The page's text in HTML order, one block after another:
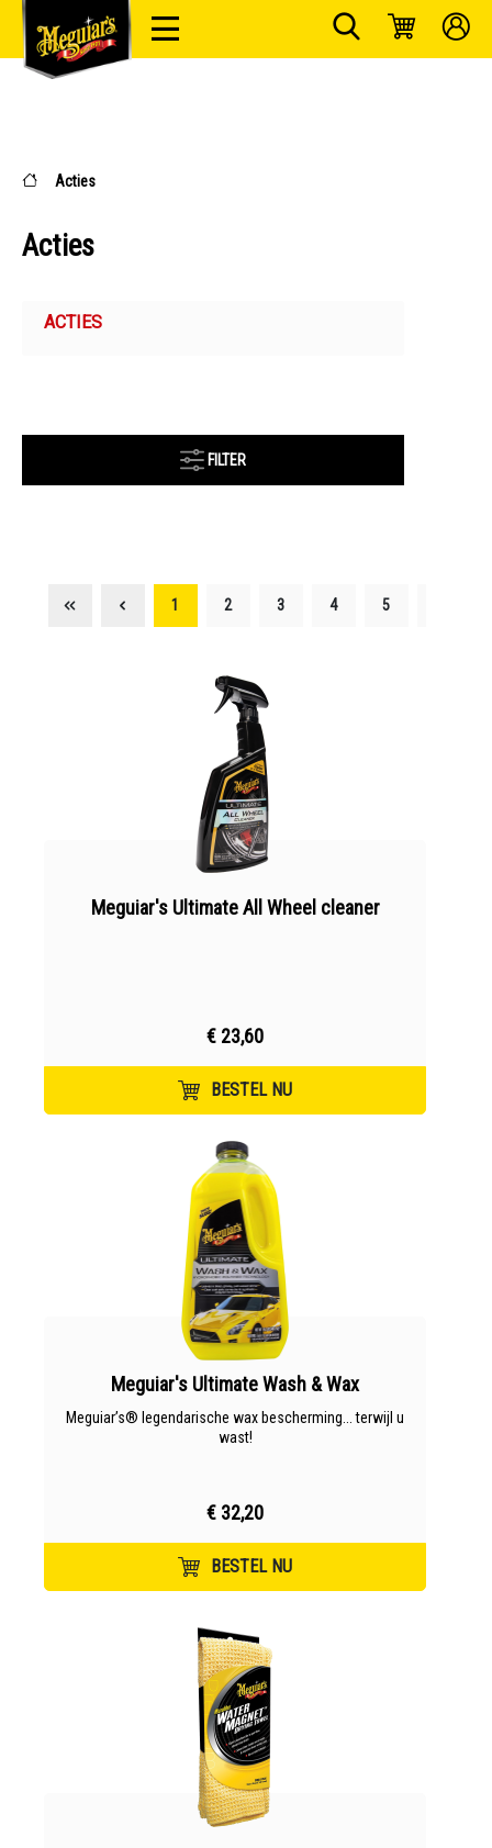
Acties
Acties
ACTIES
FILTER
1 2 3 4 5
Meguiar's Ultimate All Wheel cleaner
€ 23,60
BESTEL NU
Meguiar's Ultimate Wash & Wax
Meguiar’s® legendarische wax bescherming... terwijl u
wast!
€ 32,20
BESTEL NU